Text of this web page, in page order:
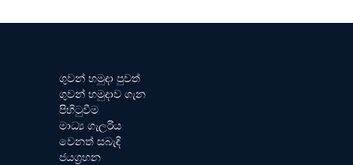
ගුවන් හමුදා පුවත්
ගුවන් හමුදාව ගැන
පිහිටුවීම
මාධ්‍ය ගැලරිය
වෙනත් සබැඳි
ජයග්‍රහන